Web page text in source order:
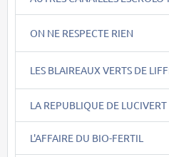
ON NE RESPECTE RIEN
LES BLAIREAUX VERTS DE
LA REPUBLIQUE DE LUCIVERT
L'AFFAIRE DU BIO-FERTIL